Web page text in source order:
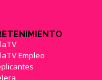
Empleo